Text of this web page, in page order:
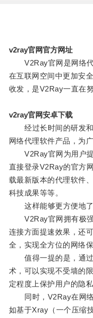
v2ray官网官方网址
V2Ray官网是网络代
在互联网空间中更加安
收发，是V2Ray一直在
v2ray官网安卓下载
经过长时间的研发和
网络代理软件产品，为
V2Ray官网为用户提
直接登录V2Ray的官方
载最新版本的代理软件
科技成果等等。
这样能够更方便地了
V2Ray官网拥有极强
连接方面提速效果，还
全，实现全方位的网络保
值得一提的是，通过
术，可以实现不受墙的
定程度上保护用户的隐私
同时，V2Ray在网络
如基于Xray（一个压缩